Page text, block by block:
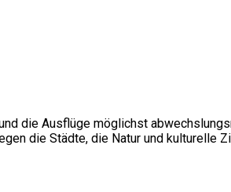
die Ausflüge möglichst
die Städte, die Natur und kulturelle